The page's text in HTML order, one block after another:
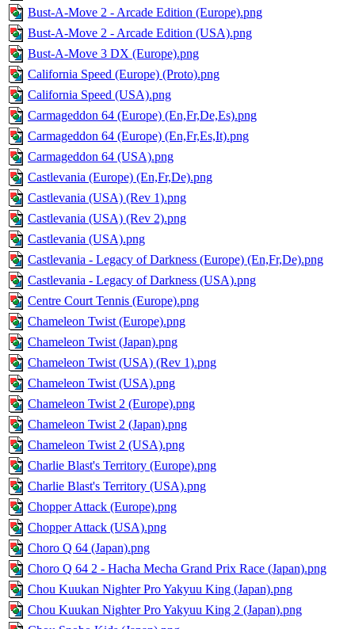
Bust-A-Move 2 - Arcade Edition (Europe).png
Bust-A-Move 2 - Arcade Edition (USA).png
Bust-A-Move 3 DX (Europe).png
California Speed (Europe) (Proto).png
California Speed (USA).png
Carmageddon 64 (Europe) (En,Fr,De,Es).png
Carmageddon 64 (Europe) (En,Fr,Es,It).png
Carmageddon 64 (USA).png
Castlevania (Europe) (En,Fr,De).png
Castlevania (USA) (Rev 1).png
Castlevania (USA) (Rev 2).png
Castlevania (USA).png
Castlevania - Legacy of Darkness (Europe) (En,Fr,De).png
Castlevania - Legacy of Darkness (USA).png
Centre Court Tennis (Europe).png
Chameleon Twist (Europe).png
Chameleon Twist (Japan).png
Chameleon Twist (USA) (Rev 1).png
Chameleon Twist (USA).png
Chameleon Twist 2 (Europe).png
Chameleon Twist 2 (Japan).png
Chameleon Twist 2 (USA).png
Charlie Blast's Territory (Europe).png
Charlie Blast's Territory (USA).png
Chopper Attack (Europe).png
Chopper Attack (USA).png
Choro Q 64 (Japan).png
Choro Q 64 2 - Hacha Mecha Grand Prix Race (Japan).png
Chou Kuukan Nighter Pro Yakyuu King (Japan).png
Chou Kuukan Nighter Pro Yakyuu King 2 (Japan).png